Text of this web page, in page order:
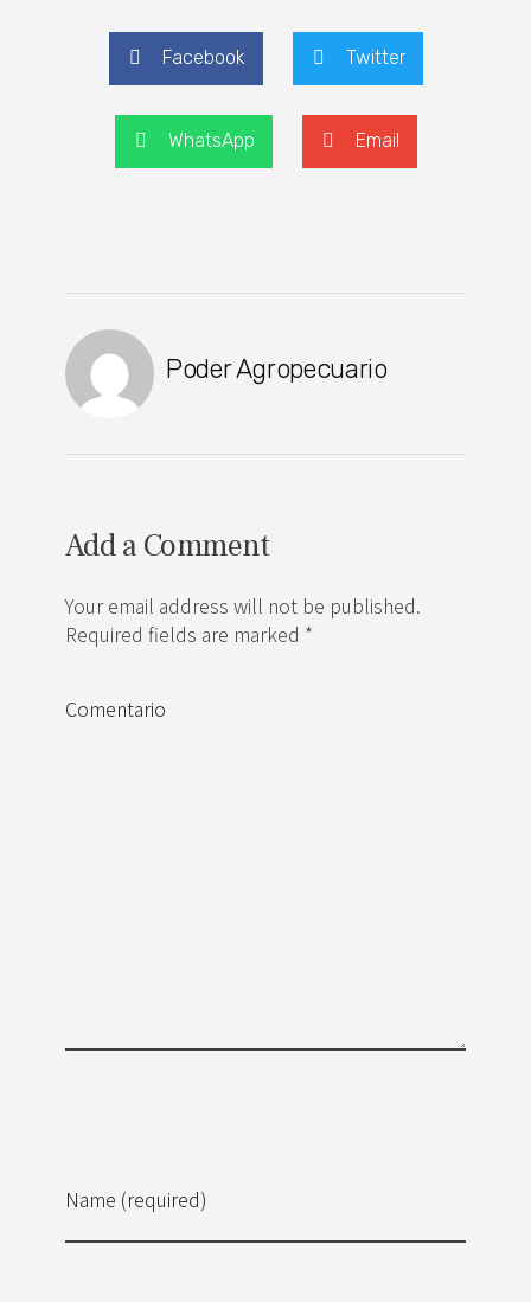
Facebook Twitter
WhatsApp Email
Poder Agropecuario
Add a Comment
Your email address will not be published.
Required fields are marked *
Name (required)
Comentario